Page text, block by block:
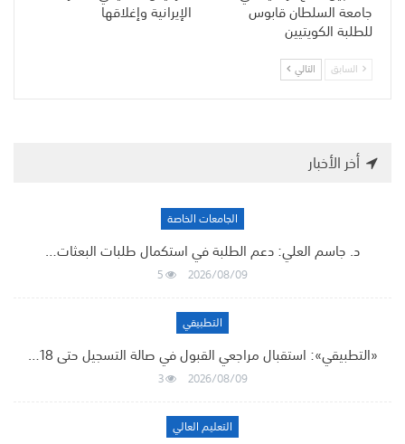
جامعة السلطان قابوس
للطلبة الكويتيين
الإيرانية وإغلاقها
السابق التالي
أخر الأخبار
الجامعات الخاصة
د. جاسم العلي: دعم الطلبة في استكمال طلبات البعثات…
2026/08/09
5
التطبيقي
«التطبيقي»: استقبال مراجعي القبول في صالة التسجيل حتى 18…
2026/08/09
3
التعليم العالي